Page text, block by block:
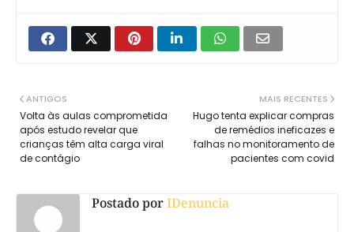
MAIS RECENTES
Hugo tenta explicar compras
de remédios ineficazes e
falhas no monitoramento de
pacientes com covid
ANTIGOS
Volta às aulas comprometida
após estudo revelar que
crianças têm alta carga viral
de contágio
Postado porIDenuncia